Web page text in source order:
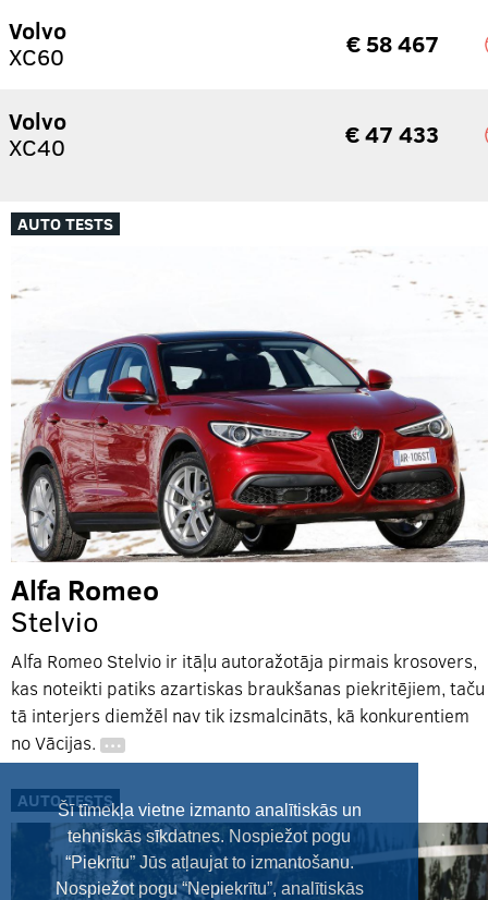
Šī tīmekļa vietne izmanto analītiskās un
tehniskās sīkdatnes. Nospiežot pogu
“Piekrītu” Jūs atļaujat to izmantošanu.
Nospiežot pogu “Nepiekrītu”, analītiskās
Volvo
XC60
€ 58 467
Volvo
XC40
€ 47 433
AUTO TESTS
Alfa Romeo
Stelvio
Alfa Romeo Stelvio ir itāļu autoražotāja pirmais krosovers,
kas noteikti patiks azartiskas braukšanas piekritējiem, taču
tā interjers diemžēl nav tik izsmalcināts, kā konkurentiem
no Vācijas. …
AUTO TESTS